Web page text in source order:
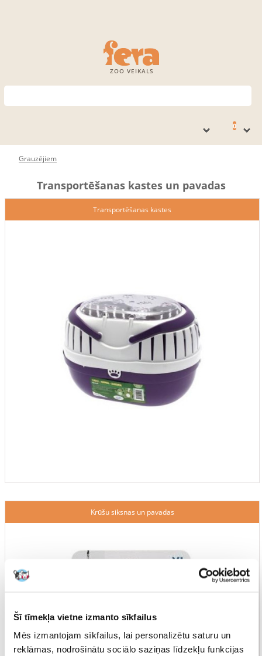
Šī tīmekļa vietne izmanto sīkfailus
Mēs izmantojam sīkfailus, lai personalizētu saturu un
reklāmas, nodrošinātu sociālo saziņas līdzekļu funkcijas
ZOO VEIKALS
0
Grauzējiem
Transportēšanas kastes un pavadas
Transportēšanas kastes
Krūšu siksnas un pavadas